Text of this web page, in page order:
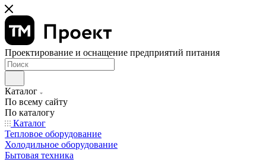
Проектирование и оснащение предприятий питания
Каталог
По всему сайту
По каталогу
Каталог
Тепловое оборудование
Холодильное оборудование
Бытовая техника